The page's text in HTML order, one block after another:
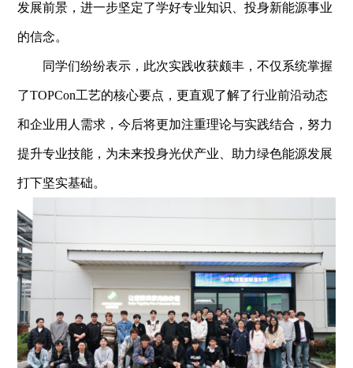
发展前景，进一步坚定了学好专业知识、投身新能源事业
的信念。
同学们纷纷表示，此次实践收获颇丰，不仅系统掌握
了TOPCon工艺的核心要点，更直观了解了行业前沿动态
和企业用人需求，今后将更加注重理论与实践结合，努力
提升专业技能，为未来投身光伏产业、助力绿色能源发展
打下坚实基础。